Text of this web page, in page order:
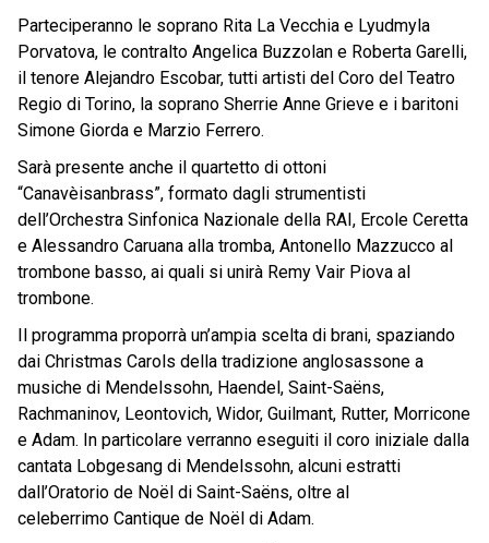
Parteciperanno le soprano Rita La Vecchia e Lyudmyla
Porvatova, le contralto Angelica Buzzolan e Roberta Garelli,
il tenore Alejandro Escobar, tutti artisti del Coro del Teatro
Regio di Torino, la soprano Sherrie Anne Grieve e i baritoni
Simone Giorda e Marzio Ferrero.
Sarà presente anche il quartetto di ottoni
“Canavèisanbrass”, formato dagli strumentisti
dell’Orchestra Sinfonica Nazionale della RAI, Ercole Ceretta
e Alessandro Caruana alla tromba, Antonello Mazzucco al
trombone basso, ai quali si unirà Remy Vair Piova al
trombone.
Il programma proporrà un’ampia scelta di brani, spaziando
dai Christmas Carols della tradizione anglosassone a
musiche di Mendelssohn, Haendel, Saint-Saëns,
Rachmaninov, Leontovich, Widor, Guilmant, Rutter, Morricone
e Adam. In particolare verranno eseguiti il coro iniziale dalla
cantata Lobgesang di Mendelssohn, alcuni estratti
dall’Oratorio de Noël di Saint-Saëns, oltre al
celeberrimo Cantique de Noël di Adam.